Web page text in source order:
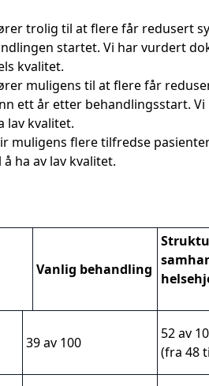
trolig til at flere får redusert
startet. Vi har vurdert
kvalitet.
muligens til at flere får
ett år etter behandlingsstart.
lav kvalitet.
muligens flere tilfredse
ha av lav kvalitet.
Vanlig behandling
39 av 100
52 av
(fra 48